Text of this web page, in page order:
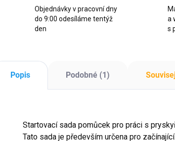
Objednávky v pracovní dny
do 9:00 odesíláme tentýž
den
a
s
Popis Podobné (1)
Startovací sada pomůcek pro práci s
Tato sada je především určena pro